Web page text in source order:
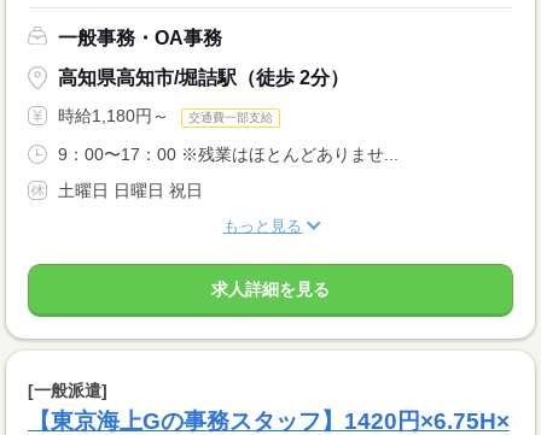
一般事務・OA事務
高知県高知市/堀詰駅（徒歩 2分）
時給1,180円～ 交通費一部支給
9：00〜17：00 ※残業はほとんどありませ...
土曜日 日曜日 祝日
もっと見る
求人詳細を見る
[一般派遣]
【東京海上Gの事務スタッフ】1420円×6.75H×